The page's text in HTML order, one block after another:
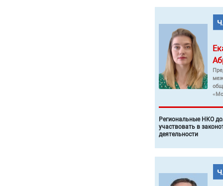
Региональные НКО
участвовать в
деятельности